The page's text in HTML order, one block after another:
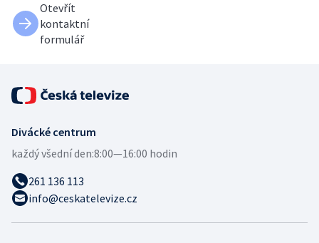
Otevřít
kontaktní
formulář
Divácké centrum
každý všední den:8:00—16:00 hodin
261 136 113
info@ceskatelevize.cz